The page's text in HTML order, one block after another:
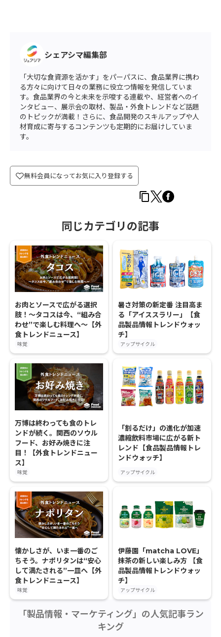
シェアシマ編集部
「大切な食資源を活かす」をパーパスに、食品業界に携わ
る方々に向けて日々の業務に役立つ情報を発信していま
す。食品業界の今と未来を示唆する連載や、経営者へのイ
ンタビュー、展示会の取材、製品・外食トレンドなど話題
のトピックが満載！さらに、食品開発のスキルアップや人
材育成に寄与するコンテンツも定期的にお届けしていま
す。
無料会員になってお気に入り登録する
同じカテゴリの記事
お肉とソースで広がる選択
肢！〜タコスは今、“組み合
わせ”で楽しむ料理へ〜【外
食トレンドニュース】
味覚
暑さ対策の新定番 注目高ま
る「アイススラリー」【食
品製品情報トレンドウォッ
チ】
アップサイクル
万博は終わっても食のトレ
ンドが続く。関西のソウル
フード、お好み焼きに注
目！【外食トレンドニュー
ス】
味覚
「割るだけ」の進化が加速
濃縮飲料市場に広がる新ト
レンド【食品製品情報トレ
ンドウォッチ】
アップサイクル
懐かしさが、いま一番のご
ちそう。ナポリタンは“安心
して満たされる”一皿へ【外
食トレンドニュース】
味覚
伊藤園「matcha LOVE」
抹茶の新しい楽しみ方 【食
品製品情報トレンドウォッ
チ】
アップサイクル
「製品情報・マーケティング」の人気記事ラン
キング